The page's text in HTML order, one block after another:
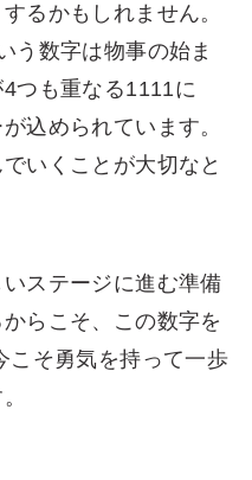
るかもしれません。
う数字は物事の始ま
つも重なる1111に
込められています。
いくことが大切なと
ステージに進む準備
らこそ、この数字を
こそ勇気を持って一歩